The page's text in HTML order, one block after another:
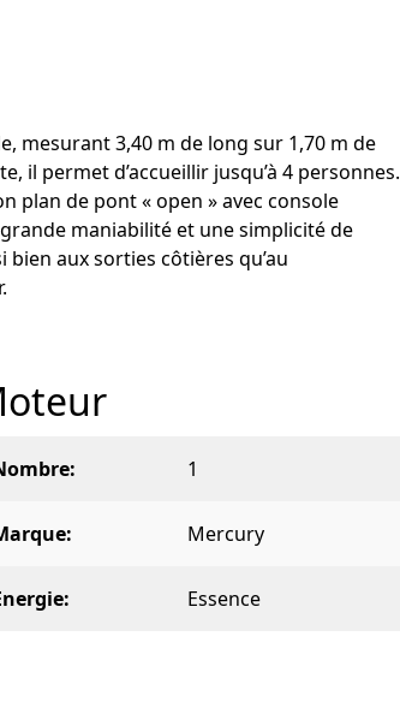
mesurant 3,40 m de long sur 1,70 m de
il permet d’accueillir jusqu’à 4 personnes.
plan de pont « open » avec console
maniabilité et une simplicité de
aux sorties côtières qu’au
1
Mercury
Essence